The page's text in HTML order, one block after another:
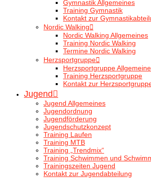
Gymnastik Allgemeines
Training Gymnastik
Kontakt zur
Nordic Walking
Nordic Walking Allgemeines
Training Nordic Walking
Termine Nordic Walking
Herzsportgruppe
Herzsportgruppe
Training Herzsportgruppe
Kontakt zur
Jugend
Jugend Allgemeines
Jugendordnung
Jugendförderung
Jugendschutzkonzept
Training Laufen
Training MTB
Training „Trendmix“
Training Schwimmen und
Trainingszeiten Jugend
Kontakt zur Jugendabteilung